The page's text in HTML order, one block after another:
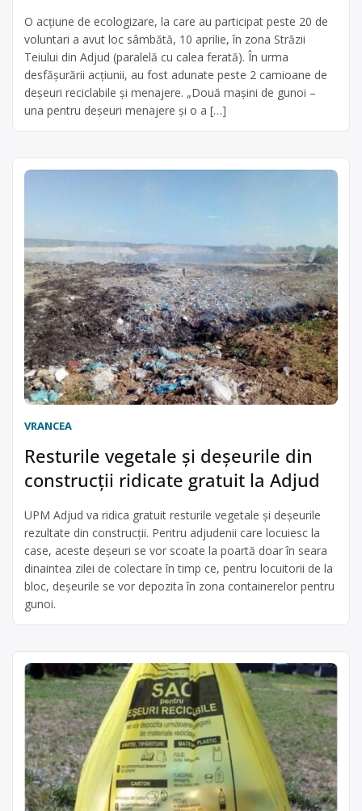
O acțiune de ecologizare, la care au participat peste 20 de
voluntari a avut loc sâmbătă, 10 aprilie, în zona Străzii
Teiului din Adjud (paralelă cu calea ferată). În urma
desfășurării acțiunii, au fost adunate peste 2 camioane de
deșeuri reciclabile și menajere. „Două mașini de gunoi –
una pentru deșeuri menajere și o a […]
VRANCEA
Resturile vegetale și deșeurile din
construcții ridicate gratuit la Adjud
UPM Adjud va ridica gratuit resturile vegetale și deșeurile
rezultate din construcții. Pentru adjudenii care locuiesc la
case, aceste deșeuri se vor scoate la poartă doar în seara
dinaintea zilei de colectare în timp ce, pentru locuitorii de la
bloc, deșeurile se vor depozita în zona containerelor pentru
gunoi.